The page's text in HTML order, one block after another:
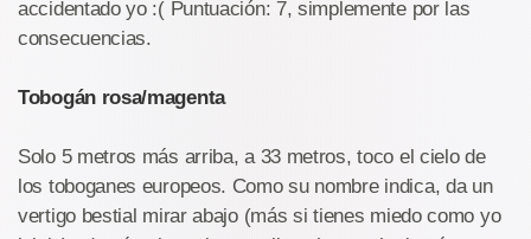
accidentado yo :( Puntuación: 7, simplemente por las
consecuencias.
Tobogán rosa/magenta
Solo 5 metros más arriba, a 33 metros, toco el cielo de
los toboganes europeos. Como su nombre indica, da un
vertigo bestial mirar abajo (más si tienes miedo como yo